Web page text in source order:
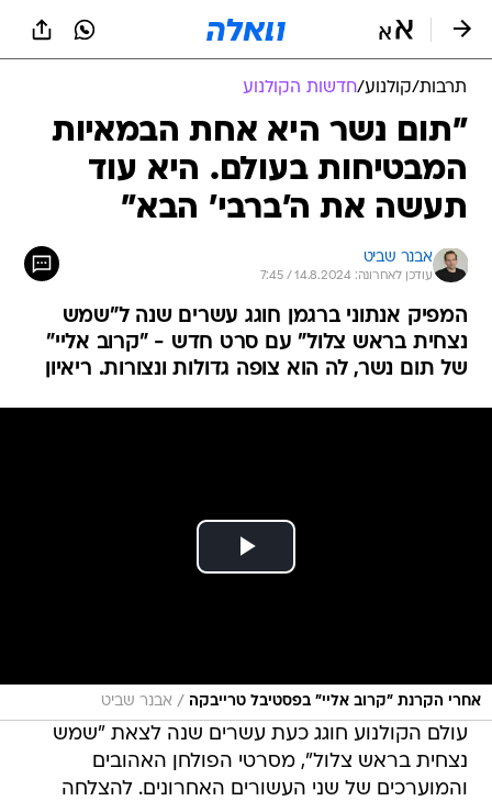
תרבות/קולנוע/חדשות הקולנוע
"תום נשר היא אחת הבמאיות
המבטיחות בעולם. היא עוד
תעשה את ה'ברבי' הבא"
אבנר שביט
עודכן לאחרונה: 14.8.2024 / 7:45
המפיק אנתוני ברגמן חוגג עשרים שנה ל"שמש
נצחית בראש צלול" עם סרט חדש - "קרוב אליי"
של תום נשר, לה הוא צופה גדולות ונצורות. ריאיון
אחרי הקרנת "קרוב אליי" בפסטיבל טרייבקה / אבנר שביט
עולם הקולנוע חוגג כעת עשרים שנה לצאת "שמש
נצחית בראש צלול", מסרטי הפולחן האהובים
והמוערכים של שני העשורים האחרונים. להצלחה